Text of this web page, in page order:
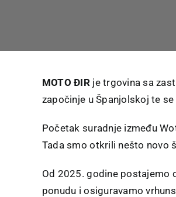
MOTO ĐIR je trgovina sa
započinje u Španjolskoj te
Početak suradnje između
Tada smo otkrili nešto novo
Od 2025. godine postajemo
ponudu i osiguravamo